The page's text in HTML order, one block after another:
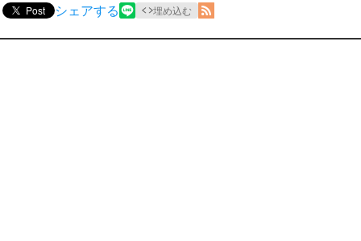
Post シェアする 埋め込む